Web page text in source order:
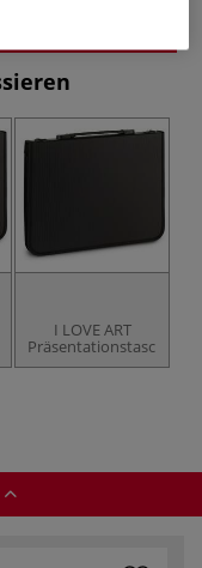
I LOVE ART
Präsentationstasche